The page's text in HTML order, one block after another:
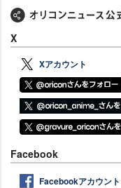
X
Xアカウント
Facebook
Facebookアカウント